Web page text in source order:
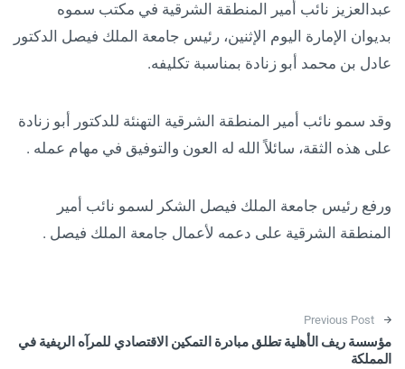
عبدالعزيز نائب أمير المنطقة الشرقية في مكتب سموه
بديوان الإمارة اليوم الإثنين، رئيس جامعة الملك فيصل الدكتور
عادل بن محمد أبو زنادة بمناسبة تكليفه.
وقد سمو نائب أمير المنطقة الشرقية التهنئة للدكتور أبو زنادة
على هذه الثقة، سائلاً الله له العون والتوفيق في مهام عمله .
ورفع رئيس جامعة الملك فيصل الشكر لسمو نائب أمير
المنطقة الشرقية على دعمه لأعمال جامعة الملك فيصل .
Post navigation
Previous Post
مؤسسة ريف الأهلية تطلق مبادرة التمكين الاقتصادي للمرآه الريفية في
المملكة